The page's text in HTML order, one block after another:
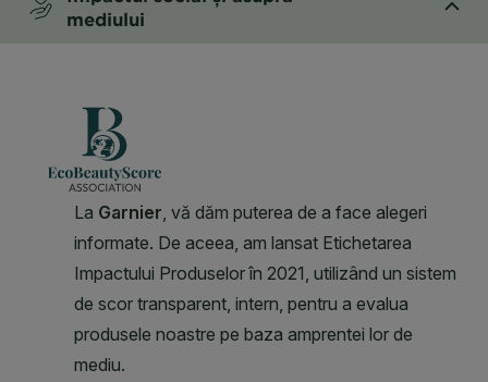
mediului